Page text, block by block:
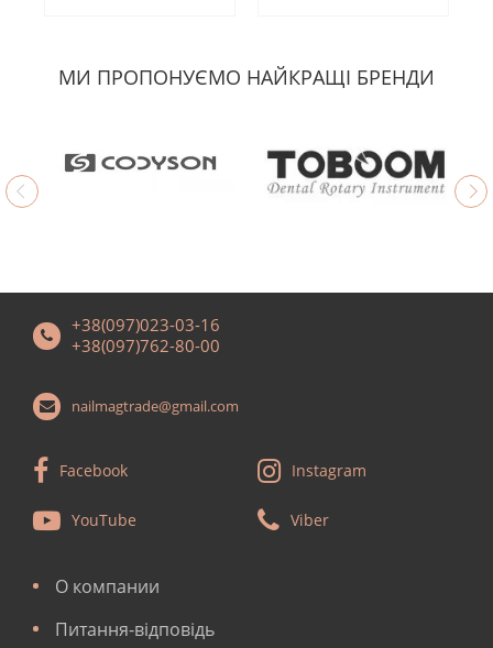
МИ ПРОПОНУЄМО НАЙКРАЩІ БРЕНДИ
+38(097)023-03-16
+38(097)762-80-00
nailmagtrade@gmail.com
Facebook Instagram
YouTube Viber
О компании
Питання-відповідь